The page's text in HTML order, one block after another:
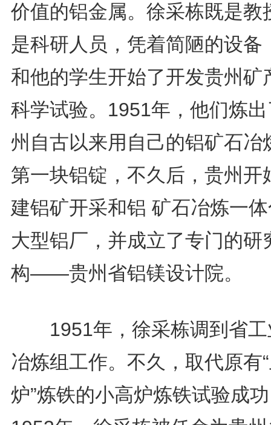
价值的铝金属。徐采栋既是教
是科研人员，凭着简陋的设备
和他的学生开始了开发贵州矿
科学试验。1951年，他们炼
州自古以来用自己的铝矿石冶
第一块铝锭，不久后，贵州开
建铝矿开采和铝 矿石冶炼一
大型铝厂，并成立了专门的研
构——贵州省铝镁设计院。
1951年，徐采栋调到省工
冶炼组工作。不久，取代原有
炉”炼铁的小高炉炼铁试验成